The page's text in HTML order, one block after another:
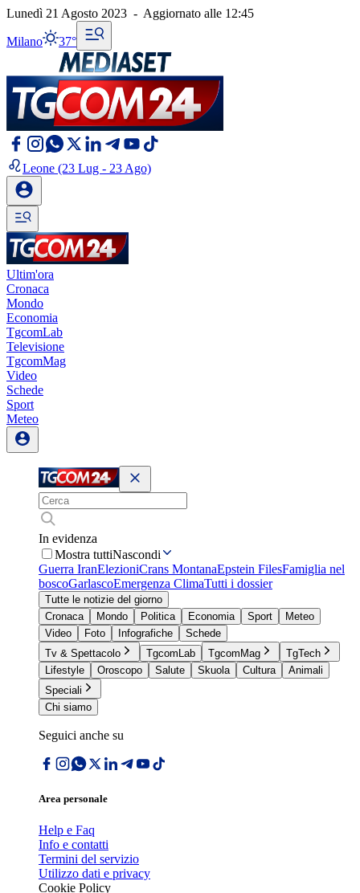
Lunedì 21 Agosto 2023 - Aggiornato alle 12:45
Milano 37°
Leone (23 Lug - 23 Ago)
Ultim'ora
Cronaca
Mondo
Economia
TgcomLab
Televisione
TgcomMag
Video
Schede
Sport
Meteo
In evidenza
Mostra tuttiNascondi
Guerra IranElezioniCrans MontanaEpstein FilesFamiglia nel
boscoGarlascoEmergenza ClimaTutti i dossier
Tutte le notizie del giorno
Cronaca
Mondo Politica Economia Sport
Meteo
Video
Foto Infografiche
Schede
Tv & Spettacolo
TgcomLab TgcomMag
TgTech
Lifestyle
Oroscopo Salute Skuola Cultura
Animali
Speciali
Chi siamo
Seguici anche su
Area personale
Help e Faq
Info e contatti
Termini del servizio
Utilizzo dati e privacy
Cookie Policy